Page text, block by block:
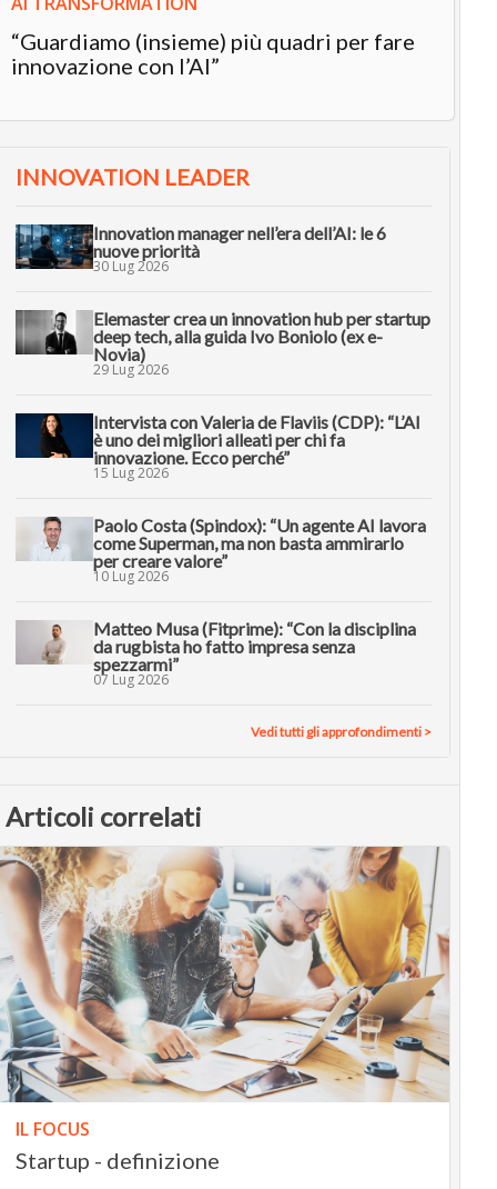
“Guardiamo (insieme) più quadri per fare
innovazione con l’AI”
INNOVATION LEADER
Innovation manager nell’era dell’AI: le 6
nuove priorità
30 Lug 2026
Elemaster crea un innovation hub per startup
deep tech, alla guida Ivo Boniolo (ex e-
Novia)
29 Lug 2026
Intervista con Valeria de Flaviis (CDP): “L’AI
è uno dei migliori alleati per chi fa
innovazione. Ecco perché”
15 Lug 2026
Paolo Costa (Spindox): “Un agente AI lavora
come Superman, ma non basta ammirarlo
per creare valore”
10 Lug 2026
Matteo Musa (Fitprime): “Con la disciplina
da rugbista ho fatto impresa senza
spezzarmi”
07 Lug 2026
Vedi tutti gli approfondimenti >
Articoli correlati
IL FOCUS
Startup - definizione